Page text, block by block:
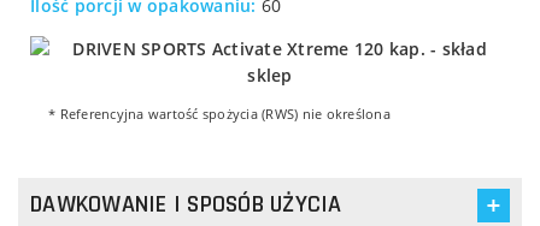
Ilość porcji w opakowaniu: 60
* Referencyjna wartość spożycia (RWS) nie określona
DAWKOWANIE I SPOSÓB UŻYCIA